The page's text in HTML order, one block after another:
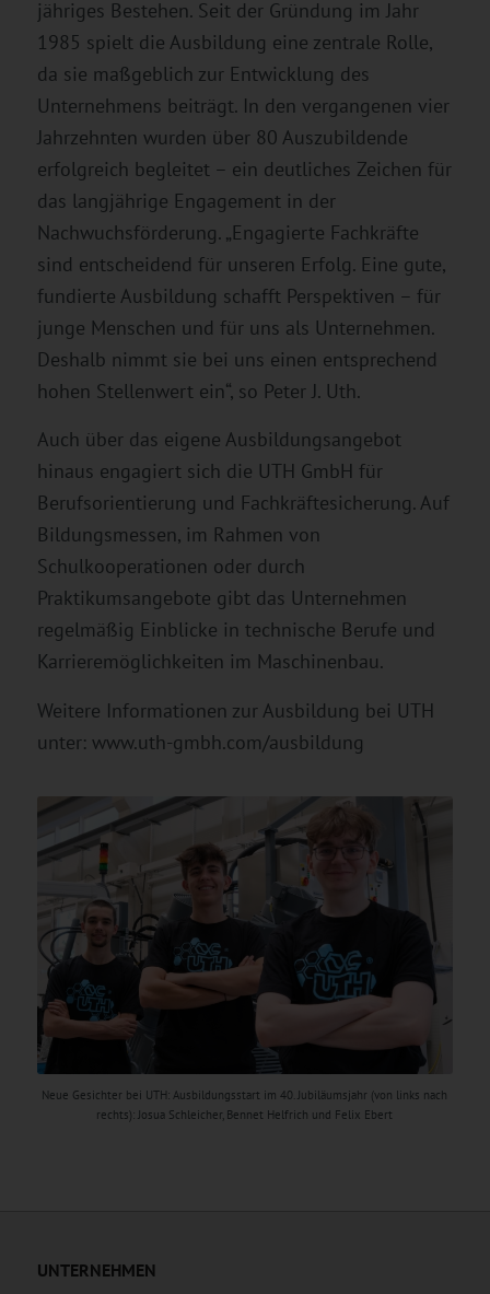
jähriges Bestehen. Seit der Gründung im Jahr
1985 spielt die Ausbildung eine zentrale Rolle,
da sie maßgeblich zur Entwicklung des
Unternehmens beiträgt. In den vergangenen vier
Jahrzehnten wurden über 80 Auszubildende
erfolgreich begleitet – ein deutliches Zeichen für
das langjährige Engagement in der
Nachwuchsförderung. „Engagierte Fachkräfte
sind entscheidend für unseren Erfolg. Eine gute,
fundierte Ausbildung schafft Perspektiven – für
junge Menschen und für uns als Unternehmen.
Deshalb nimmt sie bei uns einen entsprechend
hohen Stellenwert ein“, so Peter J. Uth.
Auch über das eigene Ausbildungsangebot
hinaus engagiert sich die UTH GmbH für
Berufsorientierung und Fachkräftesicherung. Auf
Bildungsmessen, im Rahmen von
Schulkooperationen oder durch
Praktikumsangebote gibt das Unternehmen
regelmäßig Einblicke in technische Berufe und
Karrieremöglichkeiten im Maschinenbau.
Weitere Informationen zur Ausbildung bei UTH
unter: www.uth-gmbh.com/ausbildung
Neue Gesichter bei UTH: Ausbildungsstart im 40. Jubiläumsjahr (von links nach
rechts): Josua Schleicher, Bennet Helfrich und Felix Ebert
UNTERNEHMEN